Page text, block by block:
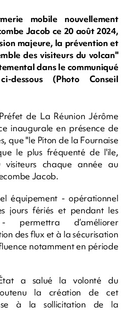
mobile nouvellement
Jacob ce 20 août 2024,
majeure, la prévention et
des visiteurs du volcan"
dans le communiqué
dessous (Photo Conseil
de La Réunion Jérôme
inaugurale en présence de
que "le Piton de la Fournaise
le plus fréquenté de l'ile,
chaque année au
Jacob.
équipement - opérationnel
jours fériés et pendant les
permettra d’améliorer
des flux et à la sécurisation
notamment en période
a salué la volonté du
la création de cet
à la sollicitation de la